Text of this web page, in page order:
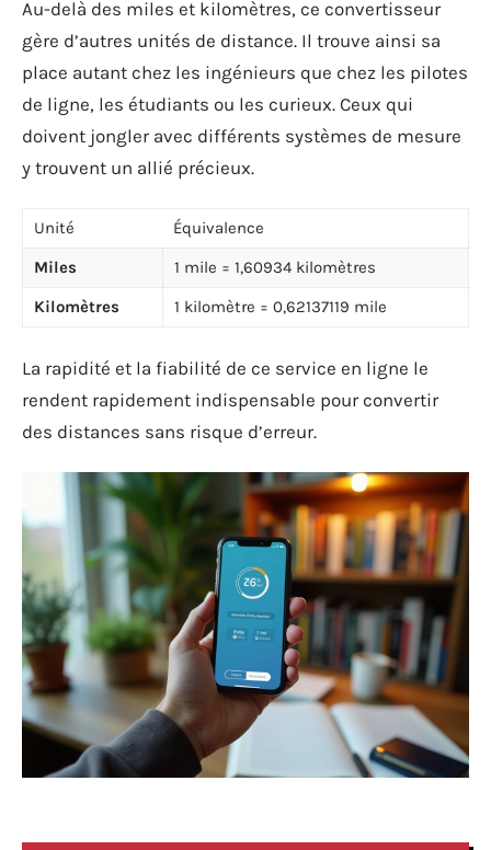
Au-delà des miles et kilomètres, ce convertisseur
gère d’autres unités de distance. Il trouve ainsi sa
place autant chez les ingénieurs que chez les pilotes
de ligne, les étudiants ou les curieux. Ceux qui
doivent jongler avec différents systèmes de mesure
y trouvent un allié précieux.
Unité
Équivalence
Miles
1 mile = 1,60934 kilomètres
Kilomètres
1 kilomètre = 0,62137119 mile
La rapidité et la fiabilité de ce service en ligne le
rendent rapidement indispensable pour convertir
des distances sans risque d’erreur.